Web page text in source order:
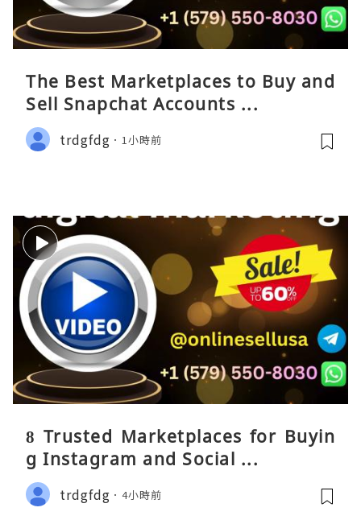
The Best Marketplaces to Buy and
Sell Snapchat Accounts ...
trdgfdg 1小時前
8 Trusted Marketplaces for Buyin
g Instagram and Social ...
trdgfdg 4小時前